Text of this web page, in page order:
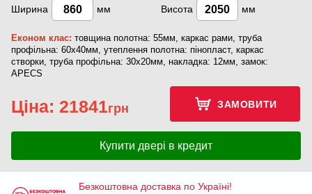
Ширина мм Висота мм
Економ клас: товщина полотна: 55мм, каркас рами, труба
профільна: 60х40мм, утеплення полотна: пінопласт, каркас
створки, труба профільна: 30х20мм, накладка: 12мм, замок:
APECS
Ціна: 21841грн ЗАМОВИТИ
Купити двері в кредит
Безкоштовна доставка по Україні!